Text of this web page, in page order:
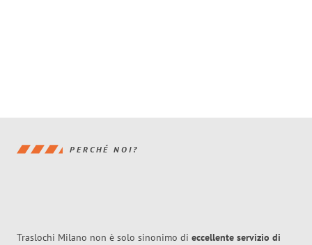
PERCHÉ NOI?
Traslochi Milano non è solo sinonimo di eccellente servizio di